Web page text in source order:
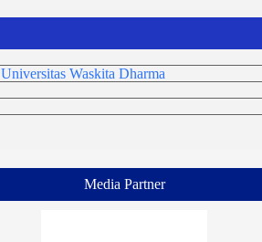
Waskita Dharma
Media Partner